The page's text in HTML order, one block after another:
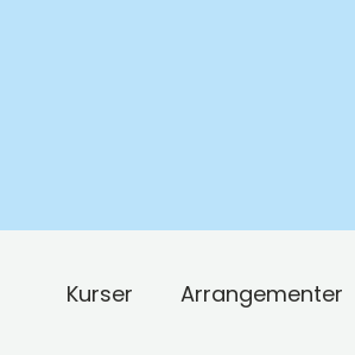
Kurser Arrangementer